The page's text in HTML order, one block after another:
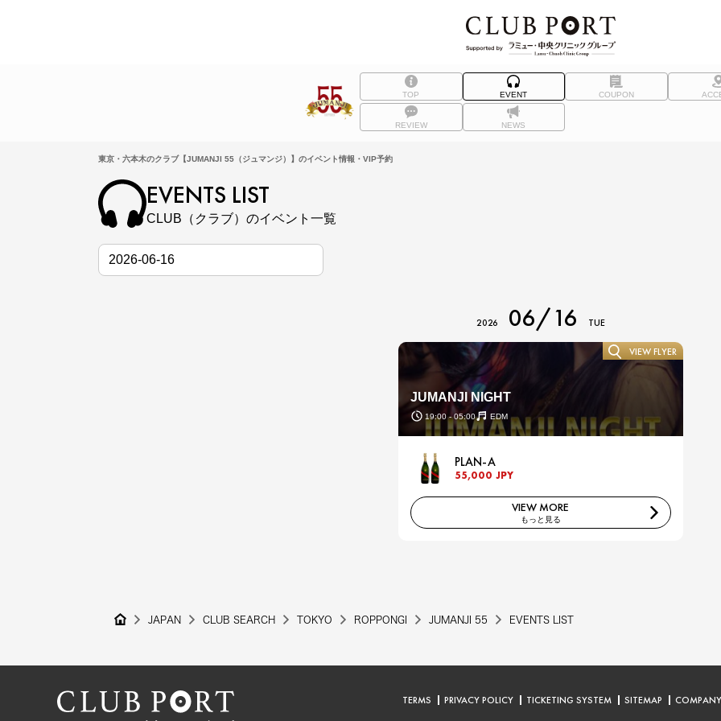
TOP EVENT COUPON
REVIEW NEWS
東京・六本木のクラブ【JUMANJI 55（ジュマンジ）】のイベント情報・VIP予約
EVENTS LIST
CLUB（クラブ）のイベント一覧
2026 06/16 TUE
JUMANJI NIGHT
19:00 - 05:00 EDM
VIEW FLYER
PLAN-A
55,000 JPY
VIEW MORE
もっと見る
JAPAN CLUB SEARCH TOKYO ROPPONGI JUMANJI 55 EVENTS LIST
TERMS PRIVACY POLICY TICKETING SYSTEM SITEMAP COMPANY